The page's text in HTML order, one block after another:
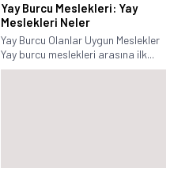
Yay Burcu Meslekleri: Yay
Meslekleri Neler
Yay Burcu Olanlar Uygun Meslekler
Yay burcu meslekleri arasına ilk...